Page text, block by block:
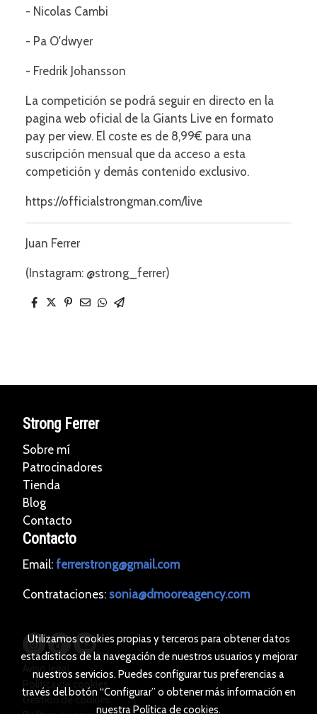
- Nicolas Cambi
- Pa O'dwyer
- Fredrik Johansson
La competición se podrá seguir en directo en la
pagina web oficial de la Giants Live en formato
pay per view. El coste es de 8,99€ para una
suscripción mensual que da acceso a esta
competición y demás contenido exclusivo.
https://officialstrongman.com/live
Juan Ferrer
(Instagram: @strong_ferrer)
Strong Ferrer
Sobre mí
Patrocinadores
Tienda
Blog
Contacto
Contacto
Email: ferrerstrong@gmail.com
Contrataciones: sonia@dmooreagency.com
Aviso legal
Política de cookies
Gestión de cookies
Utilizamos cookies propias y terceros para obtener datos
estadísticos de la navegación de nuestros usuarios y mejorar
nuestros servicios. Puedes configurar tus preferencias a
través del botón “Configurar” o obtener más información en
nuestraPolítica de cookies.